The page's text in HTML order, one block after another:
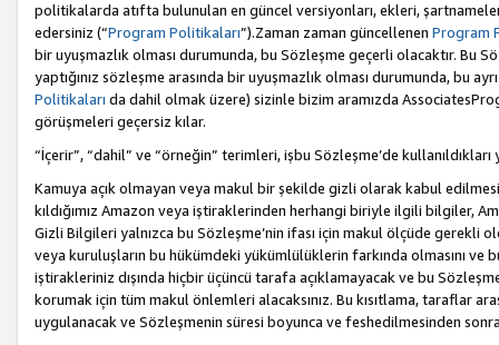
politikalarda atıfta bulunulan en güncel versiyonları, ekleri,
edersiniz (“Program Politikaları”).Zaman zaman güncellenen Program
bir uyuşmazlık olması durumunda, bu Sözleşme geçerli olacaktır. Bu
yaptığınız sözleşme arasında bir uyuşmazlık olması durumunda, bu
Politikaları da dahil olmak üzere) sizinle bizim aramızda
görüşmeleri geçersiz kılar.
“İçerir”, “dahil” ve “örneğin” terimleri, işbu Sözleşme’de
Kamuya açık olmayan veya makul bir şekilde gizli olarak kabul
kıldığımız Amazon veya iştiraklerinden herhangi biriyle ilgili bilgiler,
Gizli Bilgileri yalnızca bu Sözleşme’nin ifası için makul ölçüde gerekli
veya kuruluşların bu hükümdeki yükümlülüklerin farkında olmasını ve
iştirakleriniz dışında hiçbir üçüncü tarafa açıklamayacak ve bu
korumak için tüm makul önlemleri alacaksınız. Bu kısıtlama, taraflar
uygulanacak ve Sözleşmenin süresi boyunca ve feshedilmesinden